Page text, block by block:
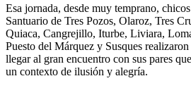
Esa jornada, desde muy temprano,
Santuario de Tres Pozos, Olaroz, Tres
Quiaca, Cangrejillo, Iturbe, Liviara,
Puesto del Márquez y Susques
llegar al gran encuentro con sus pares
un contexto de ilusión y alegría.